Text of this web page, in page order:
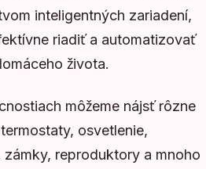
inteligentných zariadení,
riadiť a automatizovať
života.
môžeme nájsť rôzne
osvetlenie,
reproduktory a mnoho